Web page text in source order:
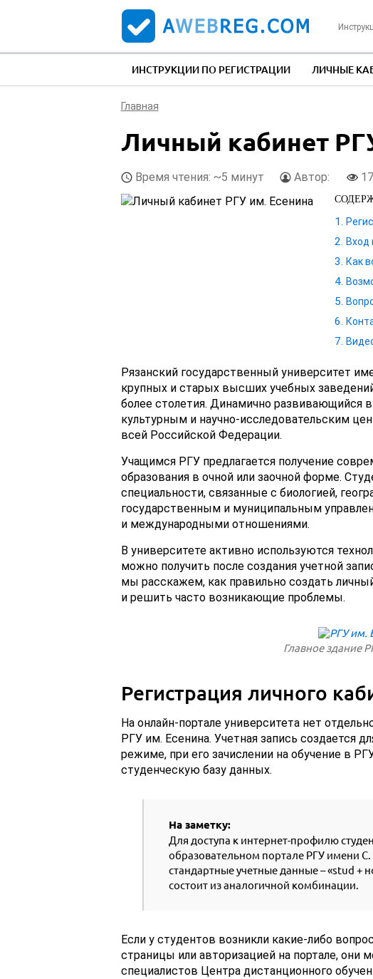
ИНСТРУКЦИИ ПО РЕГИСТРАЦИИ ЛИЧНЫЕ
Главная
Личный кабинет
Время чтения: ~5 минут Автор:
Вход
Как
Рязанский государственный университет
крупных и старых высших учебных
более столетия. Динамично развивающийся
культурным и научно-исследовательским
всей Российской Федерации.
Учащимся РГУ предлагается получение
образования в очной или заочной форме.
специальности, связанные с биологией,
государственным и муниципальным
и международными отношениями.
В университете активно используются
можно получить после создания учетной
мы расскажем, как правильно создать
и решить часто возникающие проблемы.
Главное здание
Регистрация личного
На онлайн-портале университета нет
РГУ им. Есенина. Учетная запись создается
режиме, при его зачислении на обучение в
студенческую базу данных.
На заметку:
Для доступа к интернет-профилю
образовательном портале РГУ имени
стандартные учетные данные – «stud +
состоит из аналогичной комбинации.
Если у студентов возникли какие-либо
страницы или авторизацией на портале, они
специалистов Центра дистанционного